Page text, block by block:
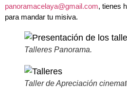
panoramacelaya@gmail.com, tienes
para mandar tu misiva.
Talleres Panorama.
Taller de Apreciación